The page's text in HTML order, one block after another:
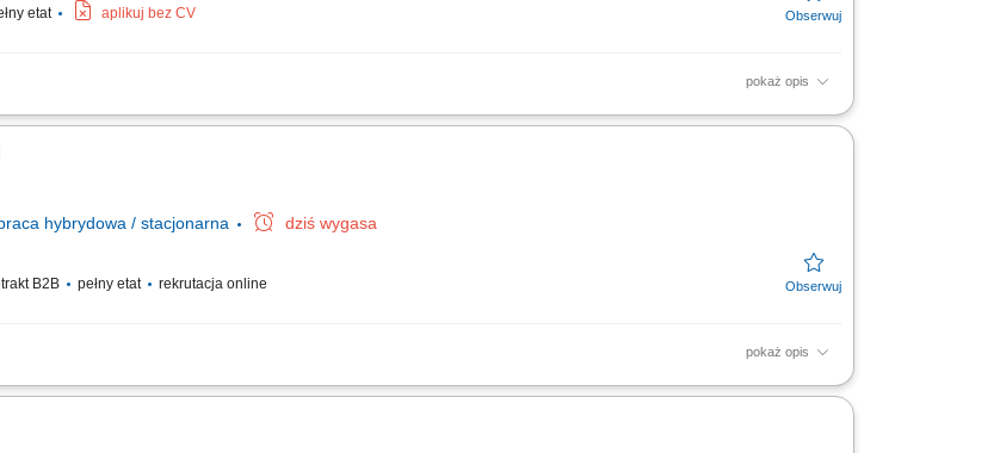
etat aplikuj bez CV
pokaż opis
oraz rozwijanie własnego portfela klientów. Prowadzenie prezentacji nieruchomości i profesjonalne doradztwo
hybrydowa / stacjonarna dziś wygasa
B2B pełny etat rekrutacja online
pokaż opis
Samodzielność i bardzo dobra organizacja pracy. Wysoka kultura osobista i odpowiedzialność. Nastawienie na